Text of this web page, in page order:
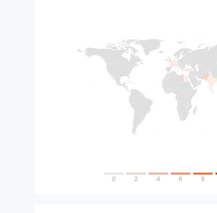
0 2 4 6 8